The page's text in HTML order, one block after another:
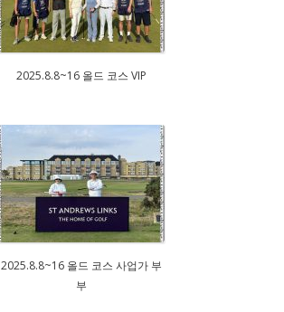
2025.8.8~16 올드 코스 VIP
2025.8.8~16 올드 코스 사업가 부
부